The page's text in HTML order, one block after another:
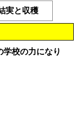
実と収穫
校の力になり